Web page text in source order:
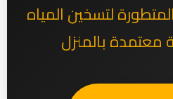
لتسخين المياه
معتمدة بالمنزل